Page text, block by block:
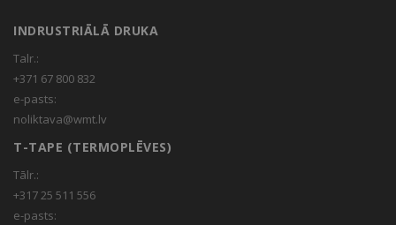
INDRUSTRIĀLĀ DRUKA
Talr.:
+371 67 800 832
e-pasts:
noliktava@wmt.lv
T-TAPE (TERMOPLĒVES)
Tālr.:
+317 25 511 556
e-pasts: